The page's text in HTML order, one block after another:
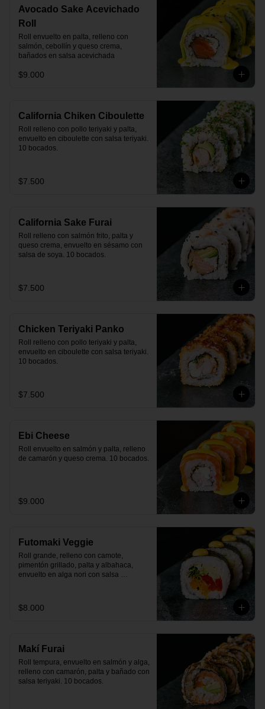
Avocado Sake Acevichado
Roll
Roll envuelto en palta, relleno con
salmón, cebollín y queso crema,
bañados en salsa acevichada
$9.000
California Chiken Ciboulette
Roll relleno con pollo teriyaki y palta,
envuelto en ciboulette con salsa teriyaki.
10 bocados.
$7.500
California Sake Furai
Roll relleno con salmón frito, palta y
queso crema, envuelto en sésamo con
salsa de soya. 10 bocados.
$7.500
Chicken Teriyaki Panko
Roll relleno con pollo teriyaki y palta,
envuelto en ciboulette con salsa teriyaki.
10 bocados.
$7.500
Ebi Cheese
Roll envuelto en salmón y palta, relleno
de camarón y queso crema. 10 bocados.
$9.000
Futomaki Veggie
Roll grande, relleno con camote,
pimentón grillado, palta y albahaca,
envuelto en alga nori con salsa
$8.000
Makí Furai
Roll tempura, envuelto en salmón y alga,
relleno con camarón, palta y bañado con
salsa teriyaki. 10 bocados.